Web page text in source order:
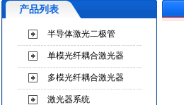
产品列表
半导体激光二极管
单模光纤耦合激光器
多模光纤耦合激光器
激光器系统